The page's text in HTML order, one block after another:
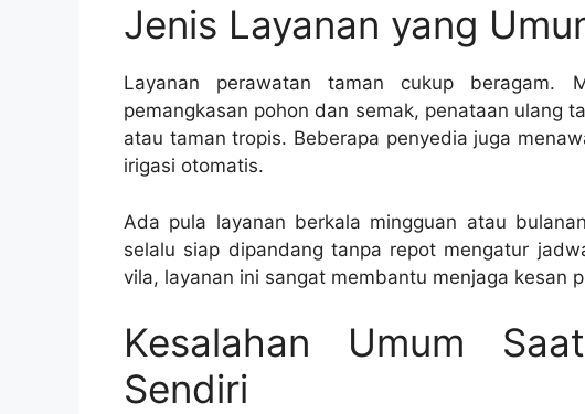
Jenis Layanan yang
Layanan perawatan taman cukup beragam.
pemangkasan pohon dan semak, penataan ulang
atau taman tropis. Beberapa penyedia juga
irigasi otomatis.
Ada pula layanan berkala mingguan atau
selalu siap dipandang tanpa repot mengatur
vila, layanan ini sangat membantu menjaga kesan
Kesalahan Umum
Sendiri